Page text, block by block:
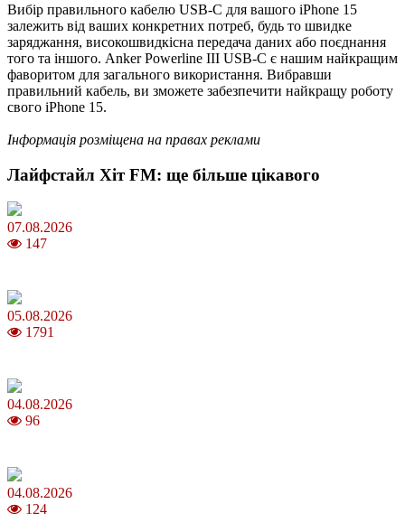
Вибір правильного кабелю USB-C для вашого iPhone 15
залежить від ваших конкретних потреб, будь то швидке
заряджання, високошвидкісна передача даних або поєднання
того та іншого. Anker Powerline III USB-C є нашим найкращим
фаворитом для загального використання. Вибравши
правильний кабель, ви зможете забезпечити найкращу роботу
свого iPhone 15.
Інформація розміщена на правах реклами
Лайфстайл Хіт FM: ще більше цікавого
07.08.2026
147
05.08.2026
1791
04.08.2026
96
04.08.2026
124